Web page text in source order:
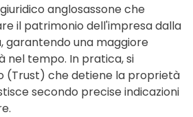
anglosassone che
il patrimonio dell'impresa dalla
garantendo una maggiore
nel tempo. In pratica, si
(Trust) che detiene la proprietà
secondo precise indicazioni